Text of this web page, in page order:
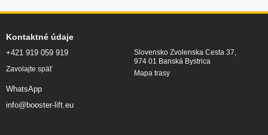
Kontaktné údaje
+421 919 059 919
Zavolajte späť
WhatsApp
info@booster-lift.eu
Slovensko Zvolenska Cesta 37,
974 01 Banská Bystrica
Mapa trasy